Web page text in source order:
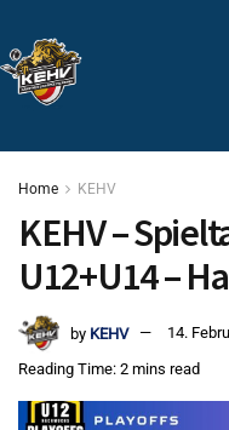
Home KEHV
KEHV –
U12+U14 –
by KEHV
14.
Reading Time: 2 mins read